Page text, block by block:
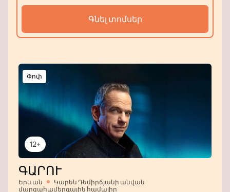
Գնել տոմսեր
12+
Փոփ
ԳԱՐՈՒ
Երևան
Կարեն Դեմիրճյանի անվան
մարզահամերգային համալիր